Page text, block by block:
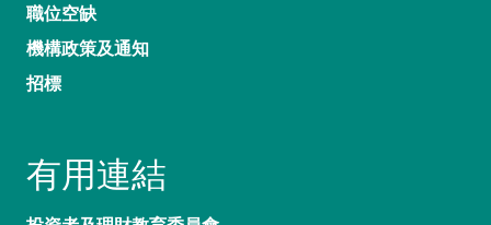
職位空缺
機構政策及通知
招標
有用連結